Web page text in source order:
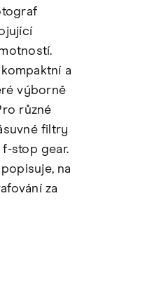
a
výborně
různé
filtry
f-stop gear.
na
za